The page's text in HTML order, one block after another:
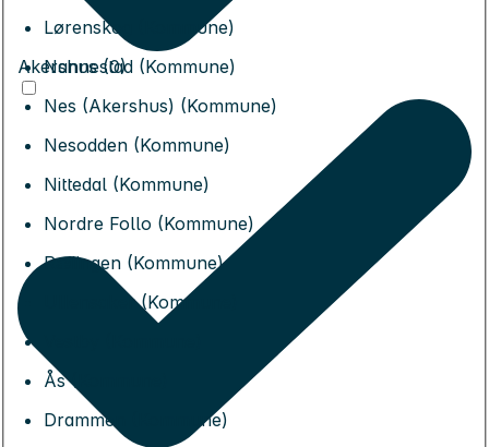
Lørenskog (Kommune)
Nannestad (Kommune)
Nes (Akershus) (Kommune)
Nesodden (Kommune)
Nittedal (Kommune)
Nordre Follo (Kommune)
Rælingen (Kommune)
Ullensaker (Kommune)
Ås (Kommune)
Drammen (Kommune)
Akershus (0)